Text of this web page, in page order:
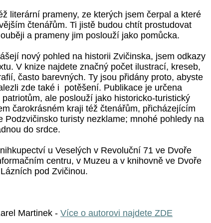
literární prameny, ze kterých jsem čerpal a které
čtenářům. Ti jistě budou chtít prostudovat
a prameny jim poslouží jako pomůcka.
nový pohled na historii Zvičinska, jsem odkazy
V knize najdete značný počet ilustrací, kreseb,
často barevných. Ty jsou přidány proto, abyste
zde také i potěšení. Publikace je určena
ale poslouží jako historicko-turistický
čarokrásném kraji též čtenářům, přicházejícím
Podzvičinsko turisty nezklame; mnohé pohledy na
do srdce.
u Veselých v Revoluční 71 ve Dvoře
centru, v Muzeu a v knihovně ve Dvoře
pod Zvičinou.
Martinek - Více o autorovi najdete ZDE